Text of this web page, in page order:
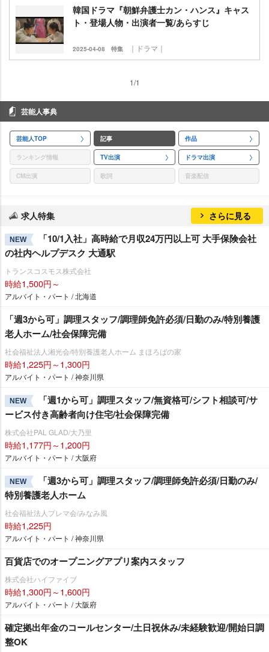
韓国ドラマ『朝鮮弁護士カン・ハンス』キャス
ト・登場人物・出演者一覧/あらすじ
2025-04-08 特集 ｜ドラマ｜
1/1
芸能人事典
芸能人TOP 記事 作品
ランキング情報 TV出演 ドラマ出演
CM出演 歌詞 音楽配信
求人特集 さらに見る
NEW
「10/1入社」高時給で月収24万円以上可 大手保険会社
の社内ヘルプデスク 大通駅
トランスコスモス株式会社
時給1,500円～
アルバイト・パート / 北海道
「週3から可」調理スタッフ/調理師免許必須/日勤のみ/特別養護
老人ホーム/社会保障完備
社会福祉法人湘光会/特別養護老人ホーム まほろばの家
時給1,225円～1,300円
アルバイト・パート / 神奈川県
NEW
「週1から可」調理スタッフ/無資格可/シフト相談可/サ
ービス付き高齢者向け住宅/社会保障完備
株式会社PAL GLAD/大乃里
時給1,177円～1,200円
アルバイト・パート / 大阪府
NEW
「週3から可」調理スタッフ/調理師免許必須/日勤のみ/
特別養護老人ホーム
社会福祉法人プレマ会/みなみ風
時給1,225円
アルバイト・パート / 神奈川県
百貨店でのオープニングアプリ案内スタッフ
株式会社ハイファイブ
時給1,300円～1,600円
アルバイト・パート / 大阪府
確定拠出年金のコールセンター/土日祝休み/未経験歓迎/開始日調
整OK